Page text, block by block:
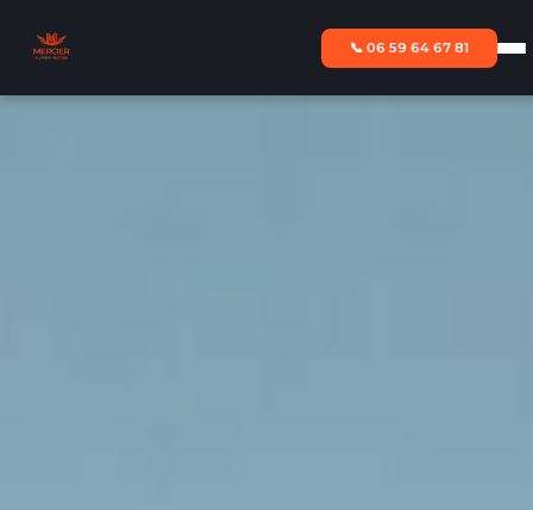
📞 06 59 64 67 81